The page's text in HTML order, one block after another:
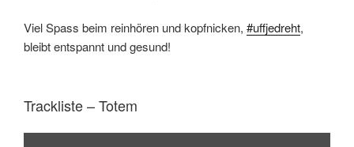
Viel Spass beim reinhören und kopfnicken, #uffjedreht,
bleibt entspannt und gesund!
Trackliste – Totem
Inhalt